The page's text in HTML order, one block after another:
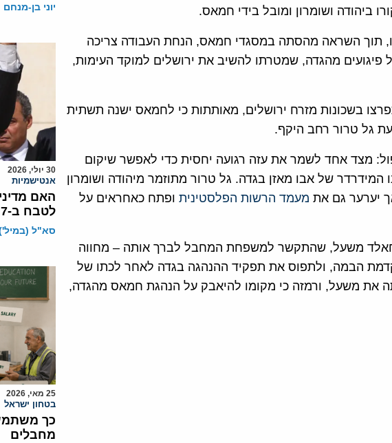
ביהודה ושומרון ומובל בידי חמאס.
תוך השראה מהסתה במסגדי חמאס, הנחת העבודה צריכה
פיגועים מהגדה, שמטרתו להשיב את ירושלים למוקד העימות,
בשכונות מזרח ירושלים, מאותתות כי לחמאס ישנה תשתית
גל טרור רחב היקף.
מצד אחד לשמר את עזה רגועה יחסית כדי לאפשר שיקום
המידרדר של אבו מאזן בגדה. גל טרור מתוזמר מיהודה ושומרון
יערער גם את מעמד הרשות הפלסטינית ופתח כאחראים על
חאלד משעל, שהתקשר למשפחת המחבל לברך אותה – מחווה
הבמה, ולתפוס את תפקיד ההנהגה בגדה לאחר לכתו של
את משעל, ורמזה כי מקומו להיאבק על הנהגת חמאס מהגדה,
יוני בן-מנחם
30 יולי, 2026
אנטישמיות
האם
לטבח ב-7 באוקטובר?
סא"ל
25 מאי, 2026
בטחון ישראל
כך
מחבלים